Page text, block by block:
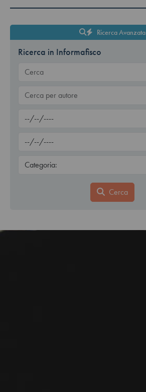
Ricerca Avanzata
Ricerca in Informafisco
Cerca